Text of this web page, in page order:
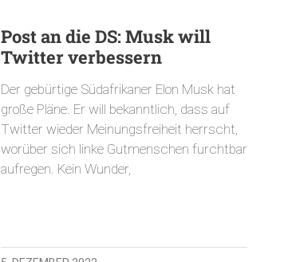
Post an die DS: Musk will
Twitter verbessern
Der gebürtige Südafrikaner Elon Musk hat
große Pläne. Er will bekanntlich, dass auf
Twitter wieder Meinungsfreiheit herrscht,
worüber sich linke Gutmenschen furchtbar
aufregen. Kein Wunder,